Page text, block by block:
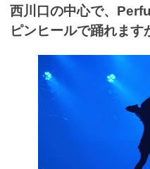
西川口の中心で、
ピンヒールで踊れます